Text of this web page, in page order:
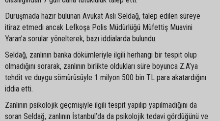
Duruşmada hazır bulunan Avukat Aslı Seldağ, talep edilen süreye
itiraz etmedi ancak Lefkoşa Polis Müdürlüğü Müfettiş Muavini
Yaran’a sorular yönelterek, bazı iddialarda bulundu.
Seldağ, zanlının banka dökümleriyle ilgili herhangi bir tespit olup
olmadığını sorarak, zanlının birlikte oldukları süre boyunca Z.A’ya
tehdit ve duygu sömürüsüyle 1 milyon 500 bin TL para akatardığını
iddia etti.
Zanlının psikolojik geçmişiyle ilgili tespit yapılıp yapılmadığını da
soran Seldağ, zanlının İstanbul’da da psikolojik tedavi gördüğünü ve